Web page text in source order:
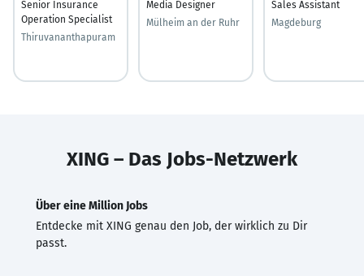
Senior Insurance
Operation Specialist
Thiruvananthapuram
Media Designer
Mülheim an der Ruhr
Sales Assistant
Magdeburg
XING – Das Jobs-Netzwerk
Über eine Million Jobs
Entdecke mit XING genau den Job, der wirklich zu Dir
passt.